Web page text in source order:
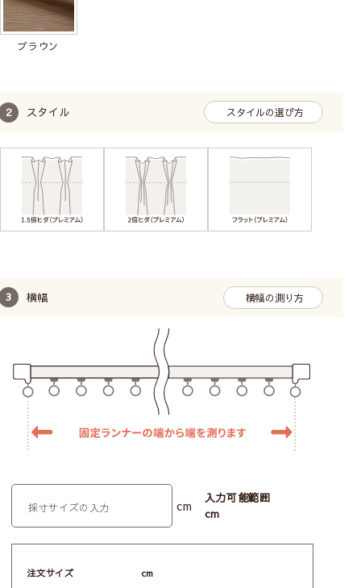
ブラウン
スタイル スタイルの選び方
横幅 横幅の測り方
cm
入力可能範囲
cm
注文サイズ cm